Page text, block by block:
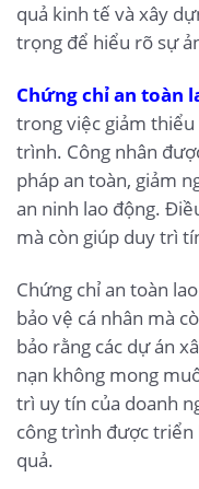
quả kinh tế và xây
trọng để hiểu rõ sự
Chứng chỉ an toàn
trong việc giảm
trình. Công nhân
pháp an toàn, giảm
an ninh lao động.
mà còn giúp duy trì
Chứng chỉ an toàn
bảo vệ cá nhân mà
bảo rằng các dự án
nạn không mong
trì uy tín của doanh
công trình được triển
quả.